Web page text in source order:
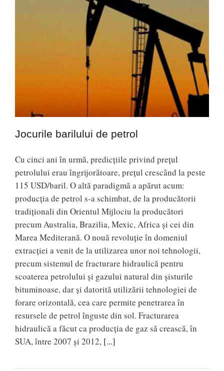
Jocurile barilului de petrol
Cu cinci ani în urmă, predicțiile privind prețul
petrolului erau îngrijorătoare, prețul crescând la peste
115 USD/baril. O altă paradigmă a apărut acum:
producția de petrol s-a schimbat, de la producătorii
tradiționali din Orientul Mijlociu la producători
precum Australia, Brazilia, Mexic, Africa și cei din
Marea Mediterană. O nouă revoluție în domeniul
extracției a venit de la utilizarea unor noi tehnologii,
precum sistemul de fracturare hidraulică pentru
scoaterea petrolului și gazului natural din șisturile
bituminoase, dar și datorită utilizării tehnologiei de
forare orizontală, cea care permite penetrarea în
resursele de petrol înguste din sol. Fracturarea
hidraulică a făcut ca producția de gaz să crească, în
SUA, între 2007 și 2012, [...]